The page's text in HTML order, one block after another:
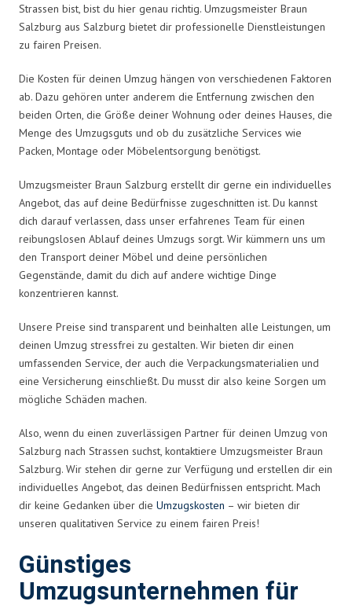
Strassen bist, bist du hier genau richtig. Umzugsmeister Braun
Salzburg aus Salzburg bietet dir professionelle Dienstleistungen
zu fairen Preisen.
Die Kosten für deinen Umzug hängen von verschiedenen Faktoren
ab. Dazu gehören unter anderem die Entfernung zwischen den
beiden Orten, die Größe deiner Wohnung oder deines Hauses, die
Menge des Umzugsguts und ob du zusätzliche Services wie
Packen, Montage oder Möbelentsorgung benötigst.
Umzugsmeister Braun Salzburg erstellt dir gerne ein individuelles
Angebot, das auf deine Bedürfnisse zugeschnitten ist. Du kannst
dich darauf verlassen, dass unser erfahrenes Team für einen
reibungslosen Ablauf deines Umzugs sorgt. Wir kümmern uns um
den Transport deiner Möbel und deine persönlichen
Gegenstände, damit du dich auf andere wichtige Dinge
konzentrieren kannst.
Unsere Preise sind transparent und beinhalten alle Leistungen, um
deinen Umzug stressfrei zu gestalten. Wir bieten dir einen
umfassenden Service, der auch die Verpackungsmaterialien und
eine Versicherung einschließt. Du musst dir also keine Sorgen um
mögliche Schäden machen.
Also, wenn du einen zuverlässigen Partner für deinen Umzug von
Salzburg nach Strassen suchst, kontaktiere Umzugsmeister Braun
Salzburg. Wir stehen dir gerne zur Verfügung und erstellen dir ein
individuelles Angebot, das deinen Bedürfnissen entspricht. Mach
dir keine Gedanken über die Umzugskosten – wir bieten dir
unseren qualitativen Service zu einem fairen Preis!
Günstiges
Umzugsunternehmen für